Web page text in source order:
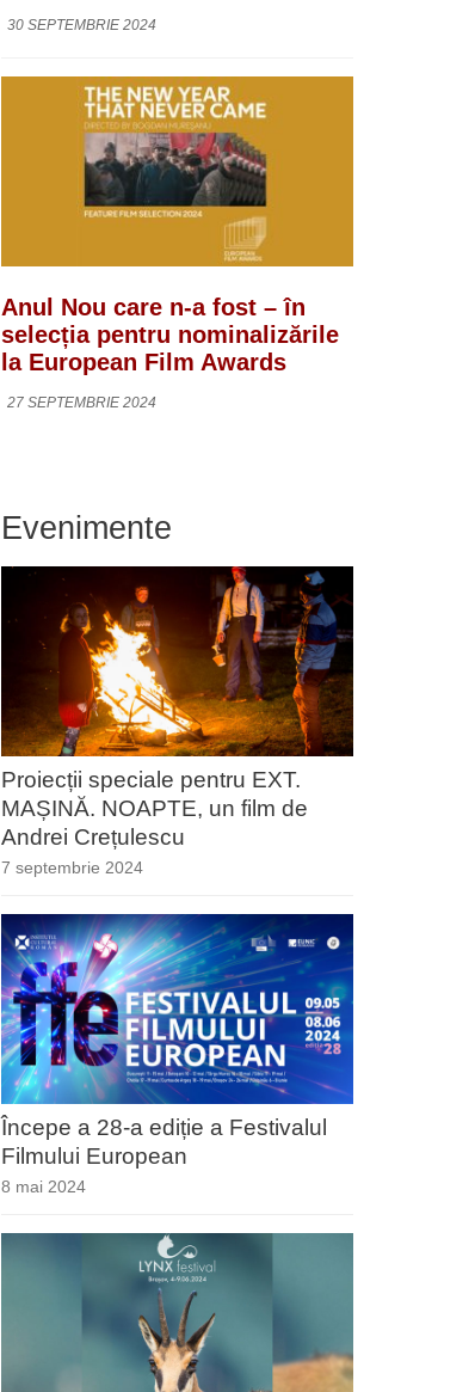
30 SEPTEMBRIE 2024
Anul Nou care n-a fost – în
selecția pentru nominalizările
la European Film Awards
27 SEPTEMBRIE 2024
Evenimente
Proiecții speciale pentru EXT.
MAȘINĂ. NOAPTE, un film de
Andrei Crețulescu
7 septembrie 2024
Începe a 28-a ediție a Festivalul
Filmului European
8 mai 2024